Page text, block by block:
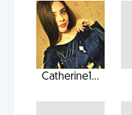
Catherine1...